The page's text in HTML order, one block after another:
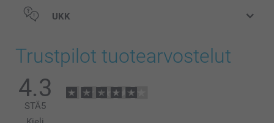
UKK
Trustpilot tuotearvostelut
4.3
STÄ5